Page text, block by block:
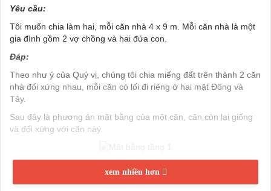
Yêu cầu:
Tôi muốn chia làm hai, mỗi căn nhà 4 x 9 m. Mỗi căn nhà là một
gia đình gồm 2 vợ chồng và hai đứa con.
Đáp:
Theo như ý của Quý vị, chúng tôi chia miếng đất trên thành 2 căn
nhà đối xứng nhau, mỗi căn có lối đi riêng ở hai mặt Đông và
Tây.
Sau đây là phương án mặt bằng của một căn, căn còn lại giống
và đối xứng với căn này.
xem nhiều hơn